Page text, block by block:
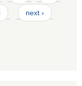
next ›